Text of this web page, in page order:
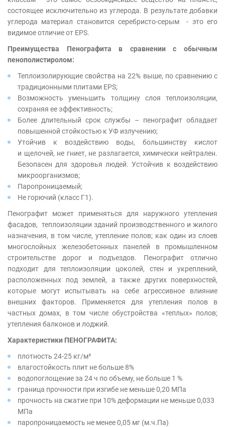
состоящее исключительно из углерода. В результате добавки
углерода материал становится серебристо-серым - это его
видимое отличие от EPS.
Преимущества Пенографита в сравнении с обычным
пенополистиролом:
Теплоизолирующие свойства на 22% выше, по сравнению с
традиционными плитами EPS;
Возможность уменьшить толщину слоя теплоизоляции,
сохраняя ее эффективность;
Более длительный срок службы – пенографит обладает
повышенной стойкостью к УФ излучению;
Утойчив к воздействию воды, большинству кислот
и щелочей, не гниет, не разлагается, химически нейтрален.
Безопасен для здоровья людей. Устойчив к воздействию
микроорганизмов;
Паропроницаемый;
Не горючий (класс Г1).
Пенографит может применяться для наружного утепления
фасадов, теплоизоляции зданий производственного и жилого
назначения, в том числе, утепление полов; как один из слоев
многослойных железобетонных панелей в промышленном
строительстве дорог и подъездов. Пенографит отлично
подходит для теплоизоляции цоколей, стен и укреплений,
расположенных под землей, а также других поверхностей,
которые могут испытывать на себе агрессивное влияние
внешних факторов. Применяется для утепления полов в
частных домах, в том числе обустройства «теплых» полов;
утепления балконов и лоджий.
Характеристики ПЕНОГРАФИТА:
плотность 24-25 кг/м³
влагостойкость плит не больше 8%
водопоглощение за 24 ч по объему, не больше 1 %
граница прочности при изгибе не меньше 0,20 МПа
прочность на сжатие при 10% деформации не меньше 0,033
МПа
паропроницаемость не менее 0,05 мг (м.ч.Па)